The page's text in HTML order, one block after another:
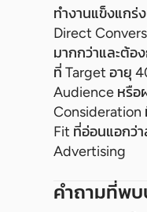
ทำงานแข็งแกร่
Direct
มากกว่าและต้อ
ที่ Target อายุ
Audience หรื
Consideration
Fit ที่อ่อนแอกว่
Advertising
คำถามที่พ